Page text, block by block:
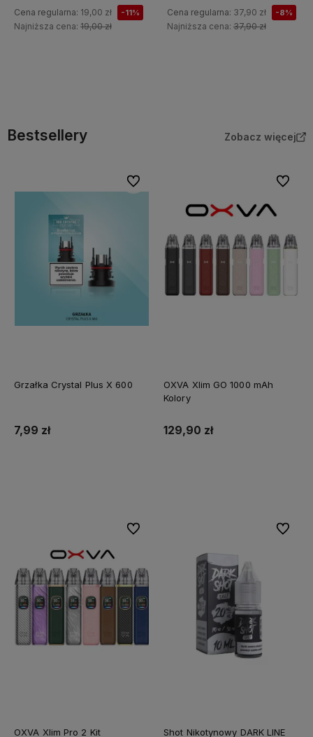
Cena regularna: 19,00 zł -11%
Najniższa cena: 19,00 zł
Cena regularna: 37,90 zł -8%
Najniższa cena: 37,90 zł
Bestsellery Zobacz więcej
Grzałka Crystal Plus X 600
7,99 zł
Do ulubionych
OXVA Xlim GO 1000 mAh
Kolory
129,90 zł
Do
OXVA Xlim Pro 2 Kit
Do ulubionych
Shot Nikotynowy DARK LINE
Do